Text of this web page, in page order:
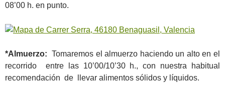
08’00 h. en punto.
*Almuerzo: Tomaremos el almuerzo haciendo un alto en el
recorrido entre las 10’00/10’30 h., con nuestra habitual
recomendación de llevar alimentos sólidos y líquidos.